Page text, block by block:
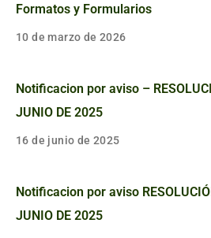
Formatos y Formularios
10 de marzo de 2026
Notificacion por aviso –
JUNIO DE 2025
16 de junio de 2025
Notificacion por aviso
JUNIO DE 2025